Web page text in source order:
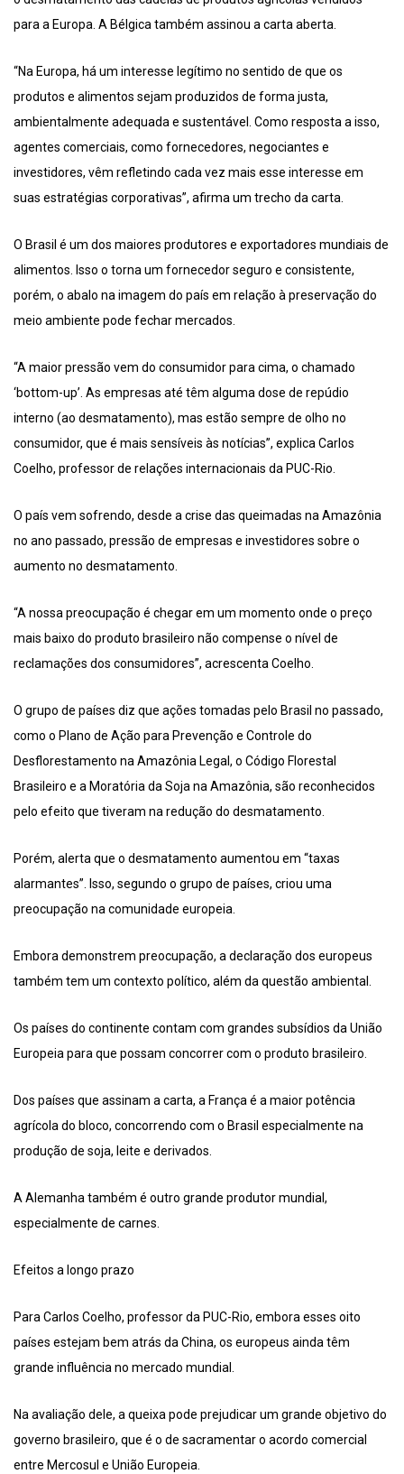
para a Europa. A Bélgica também assinou a carta aberta.
“Na Europa, há um interesse legítimo no sentido de que os
produtos e alimentos sejam produzidos de forma justa,
ambientalmente adequada e sustentável. Como resposta a isso,
agentes comerciais, como fornecedores, negociantes e
investidores, vêm refletindo cada vez mais esse interesse em
suas estratégias corporativas”, afirma um trecho da carta.
O Brasil é um dos maiores produtores e exportadores mundiais de
alimentos. Isso o torna um fornecedor seguro e consistente,
porém, o abalo na imagem do país em relação à preservação do
meio ambiente pode fechar mercados.
“A maior pressão vem do consumidor para cima, o chamado
‘bottom-up’. As empresas até têm alguma dose de repúdio
interno (ao desmatamento), mas estão sempre de olho no
consumidor, que é mais sensíveis às notícias”, explica Carlos
Coelho, professor de relações internacionais da PUC-Rio.
O país vem sofrendo, desde a crise das queimadas na Amazônia
no ano passado, pressão de empresas e investidores sobre o
aumento no desmatamento.
“A nossa preocupação é chegar em um momento onde o preço
mais baixo do produto brasileiro não compense o nível de
reclamações dos consumidores”, acrescenta Coelho.
O grupo de países diz que ações tomadas pelo Brasil no passado,
como o Plano de Ação para Prevenção e Controle do
Desflorestamento na Amazônia Legal, o Código Florestal
Brasileiro e a Moratória da Soja na Amazônia, são reconhecidos
pelo efeito que tiveram na redução do desmatamento.
Porém, alerta que o desmatamento aumentou em “taxas
alarmantes”. Isso, segundo o grupo de países, criou uma
preocupação na comunidade europeia.
Embora demonstrem preocupação, a declaração dos europeus
também tem um contexto político, além da questão ambiental.
Os países do continente contam com grandes subsídios da União
Europeia para que possam concorrer com o produto brasileiro.
Dos países que assinam a carta, a França é a maior potência
agrícola do bloco, concorrendo com o Brasil especialmente na
produção de soja, leite e derivados.
A Alemanha também é outro grande produtor mundial,
especialmente de carnes.
Efeitos a longo prazo
Para Carlos Coelho, professor da PUC-Rio, embora esses oito
países estejam bem atrás da China, os europeus ainda têm
grande influência no mercado mundial.
Na avaliação dele, a queixa pode prejudicar um grande objetivo do
governo brasileiro, que é o de sacramentar o acordo comercial
entre Mercosul e União Europeia.